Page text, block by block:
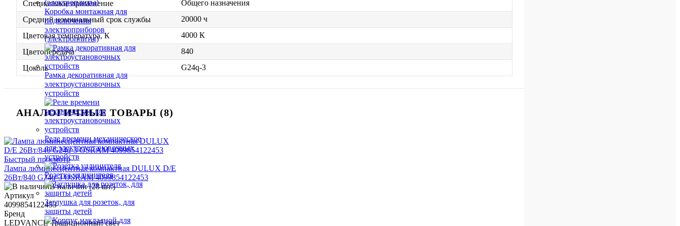
Коробка монтажная для
подключения
электроприборов
(электроплиты)
Рамка декоративная для
электроустановочных
устройств
Реле времени механическое
для электроустановочных
устройств
Розетка удлинителя
Заглушка для розеток, для
защиты детей
Специальное применение
Общего назначения
Средний номинальный срок службы
20000 ч
Цветовая температура, К
4000 К
Цветопередача
840
Цоколь
G24q-3
АНАЛОГИЧНЫЕ ТОВАРЫ (8)
Быстрый просмотр
Лампа люминесцентная компактная DULUX D/E
26Вт/840 G24q-3 OSRAM 4099854122453
В наличии (28 шт.)
Артикул
4099854122453
Бренд
LEDVANCE Традиционный свет